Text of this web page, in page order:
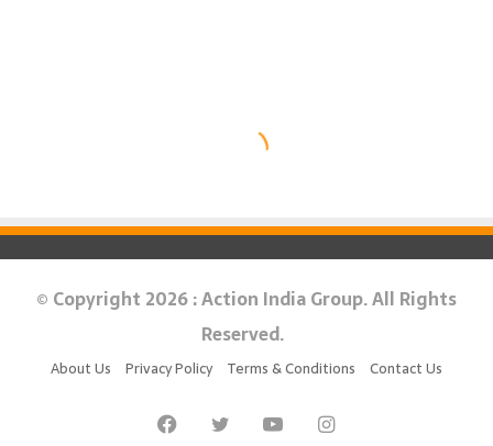
© Copyright 2026 : Action India Group. All Rights
Reserved.
About Us Privacy Policy Terms & Conditions Contact Us
FacebookTwitter YouTubeInstagram